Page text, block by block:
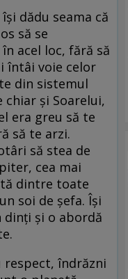
dădu seama că
să se
acel loc, fără să
întâi voie celor
din sistemul
chiar şi Soarelui,
era greu să te
să te arzi.
să stea de
cea mai
dintre toate
soi de şefa. Îşi
dinţi şi o abordă
respect, îndrăzni